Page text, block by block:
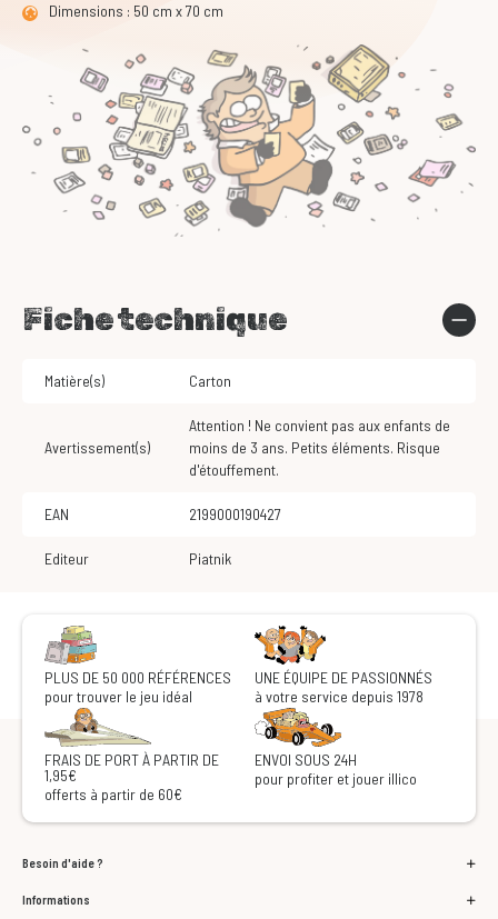
Dimensions : 50 cm x 70 cm
Fiche technique
Matière(s) Carton
Avertissement(s)
Attention ! Ne convient pas aux enfants de
moins de 3 ans. Petits éléments. Risque
d'étouffement.
EAN 2199000190427
Editeur Piatnik
PLUS DE 50 000 RÉFÉRENCES
pour trouver le jeu idéal
UNE ÉQUIPE DE PASSIONNÉS
à votre service depuis 1978
FRAIS DE PORT À PARTIR DE
1,95€
offerts à partir de 60€
ENVOI SOUS 24H
pour profiter et jouer illico
Besoin d'aide ?
Informations